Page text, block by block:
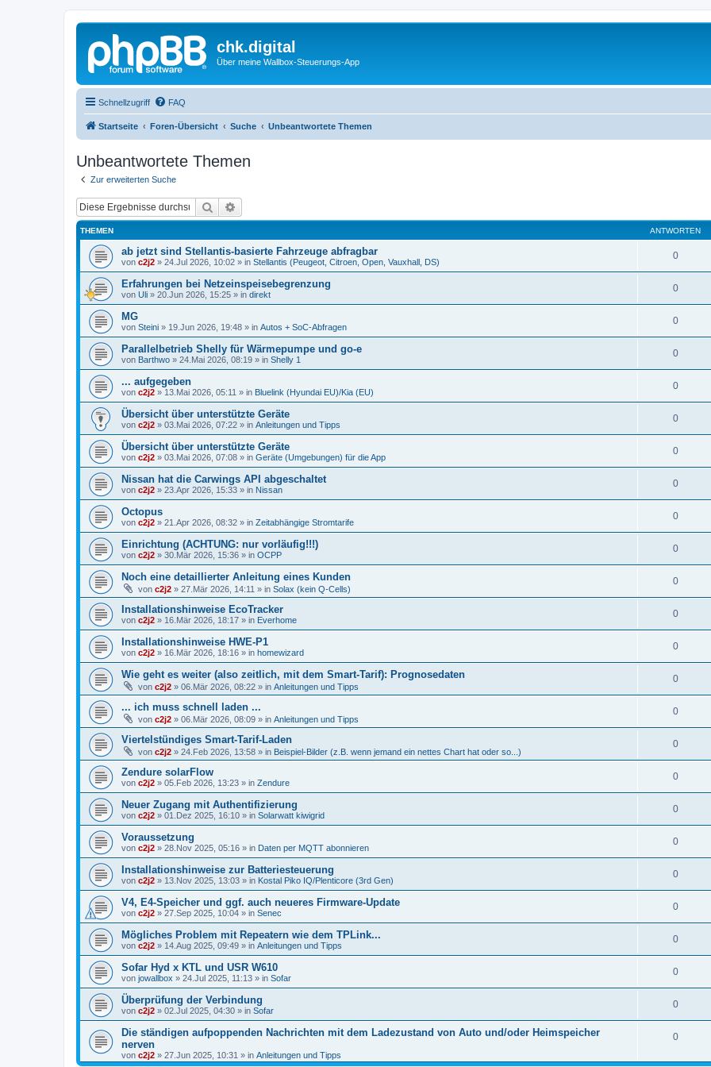
chk.digital
Über meine Wallbox-Steuerungs-App
Schnellzugriff FAQ
Startseite Foren-Übersicht Suche Unbeantwortete Themen
Unbeantwortete Themen
Zur erweiterten Suche
Suche
THEMEN ANTWORTEN
ab jetzt sind Stellantis-basierte Fahrzeuge abfragbar
von c2j2 » 24.Jul 2026, 10:02 » in Stellantis (Peugeot, Citroen, Open, Vauxhall, DS)
0
Erfahrungen bei Netzeinspeisebegrenzung
von Uli » 20.Jun 2026, 15:25 » in direkt
0
MG
von Steini » 19.Jun 2026, 19:48 » in Autos + SoC-Abfragen
0
Parallelbetrieb Shelly für Wärmepumpe und go-e
von Barthwo » 24.Mai 2026, 08:19 » in Shelly 1
0
... aufgegeben
von c2j2 » 13.Mai 2026, 05:11 » in Bluelink (Hyundai EU)/Kia (EU)
0
Übersicht über unterstützte Geräte
von c2j2 » 03.Mai 2026, 07:22 » in Anleitungen und Tipps
0
Übersicht über unterstützte Geräte
von c2j2 » 03.Mai 2026, 07:08 » in Geräte (Umgebungen) für die App
0
Nissan hat die Carwings API abgeschaltet
von c2j2 » 23.Apr 2026, 15:33 » in Nissan
0
Octopus
von c2j2 » 21.Apr 2026, 08:32 » in Zeitabhängige Stromtarife
0
Einrichtung (ACHTUNG: nur vorläufig!!!)
von c2j2 » 30.Mär 2026, 15:36 » in OCPP
0
Noch eine detaillierter Anleitung eines Kunden
von c2j2 » 27.Mär 2026, 14:11 » in Solax (kein Q-Cells)
0
Installationshinweise EcoTracker
von c2j2 » 16.Mär 2026, 18:17 » in Everhome
0
Installationshinweise HWE-P1
von c2j2 » 16.Mär 2026, 18:16 » in homewizard
0
Wie geht es weiter (also zeitlich, mit dem Smart-Tarif): Prognosedaten
von c2j2 » 06.Mär 2026, 08:22 » in Anleitungen und Tipps
0
... ich muss schnell laden ...
von c2j2 » 06.Mär 2026, 08:09 » in Anleitungen und Tipps
0
Viertelstündiges Smart-Tarif-Laden
von c2j2 » 24.Feb 2026, 13:58 » in Beispiel-Bilder (z.B. wenn jemand ein nettes Chart hat oder so...)
0
Zendure solarFlow
von c2j2 » 05.Feb 2026, 13:23 » in Zendure
0
Neuer Zugang mit Authentifizierung
von c2j2 » 01.Dez 2025, 16:10 » in Solarwatt kiwigrid
0
Voraussetzung
von c2j2 » 28.Nov 2025, 05:16 » in Daten per MQTT abonnieren
0
Installationshinweise zur Batteriesteuerung
von c2j2 » 13.Nov 2025, 13:03 » in Kostal Piko IQ/Plenticore (3rd Gen)
0
V4, E4-Speicher und ggf. auch neueres Firmware-Update
von c2j2 » 27.Sep 2025, 10:04 » in Senec
0
Mögliches Problem mit Repeatern wie dem TPLink...
von c2j2 » 14.Aug 2025, 09:49 » in Anleitungen und Tipps
0
Sofar Hyd x KTL und USR W610
von jowallbox » 24.Jul 2025, 11:13 » in Sofar
0
Überprüfung der Verbindung
von c2j2 » 02.Jul 2025, 04:30 » in Sofar
0
Die ständigen aufpoppenden Nachrichten mit dem Ladezustand von Auto und/oder Heimspeicher
nerven
von c2j2 » 27.Jun 2025, 10:31 » in Anleitungen und Tipps
0